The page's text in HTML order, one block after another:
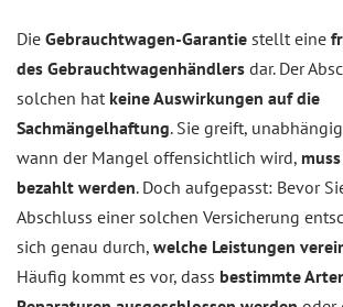
Die Gebrauchtwagen-Garantie stellt eine
des Gebrauchtwagenhändlers dar. Der
solchen hat keine Auswirkungen auf die
Sachmängelhaftung. Sie greift,
wann der Mangel offensichtlich wird,
bezahlt werden. Doch aufgepasst: Bevor
Abschluss einer solchen Versicherung
sich genau durch, welche Leistungen
Häufig kommt es vor, dass bestimmte